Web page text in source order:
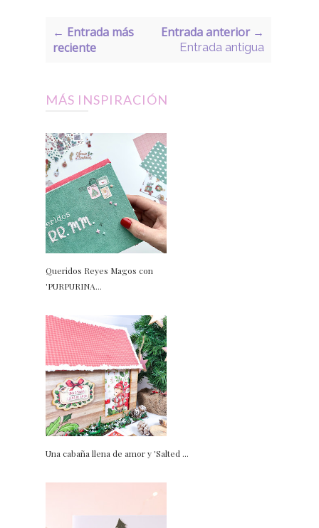
← Entrada más
reciente
Entrada anterior →
Entrada antigua
MÁS INSPIRACIÓN
Queridos Reyes Magos con
'PURPURINA...
Una cabaña llena de amor y 'Salted ...